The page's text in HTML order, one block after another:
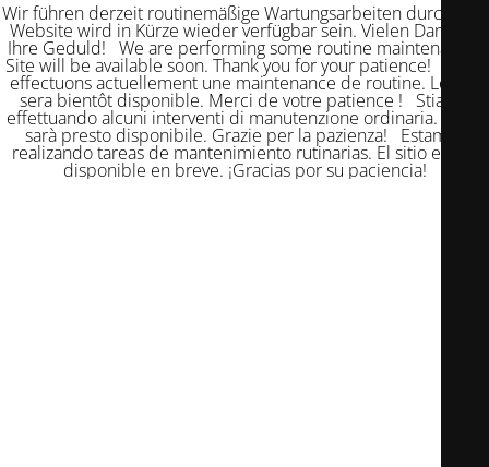
Wir führen derzeit routinemäßige Wartungsarbeiten durch. Die
Website wird in Kürze wieder verfügbar sein. Vielen Dank für
Ihre Geduld! We are performing some routine maintenance.
Site will be available soon. Thank you for your patience! Nous
effectuons actuellement une maintenance de routine. Le site
sera bientôt disponible. Merci de votre patience ! Stiamo
effettuando alcuni interventi di manutenzione ordinaria. Il sito
sarà presto disponibile. Grazie per la pazienza! Estamos
realizando tareas de mantenimiento rutinarias. El sitio estará
disponible en breve. ¡Gracias por su paciencia!